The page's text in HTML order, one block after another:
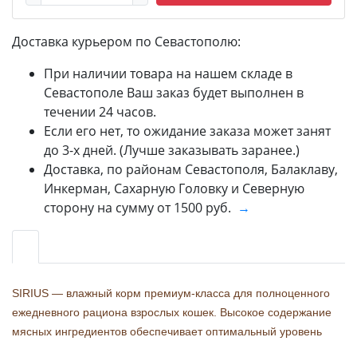
Доставка курьером по Севастополю:
При наличии товара на нашем складе в
Севастополе Ваш заказ будет выполнен в
течении 24 часов.
Если его нет, то ожидание заказа может занят
до 3-х дней. (Лучше заказывать заранее.)
Доставка, по районам Севастополя, Балаклаву,
Инкерман, Сахарную Головку и Северную
сторону на сумму от 1500 руб. →
SIRIUS — влажный корм премиум-класса для полноценного
ежедневного рациона взрослых кошек. Высокое содержание
мясных ингредиентов обеспечивает оптимальный уровень